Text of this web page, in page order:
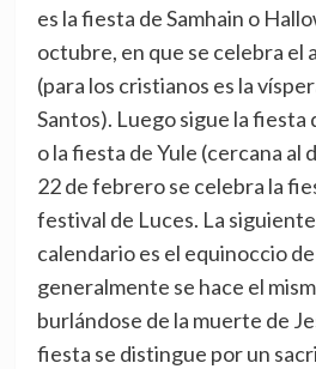
es la fiesta de Samhain o
octubre, en que se celebra el
(para los cristianos es la
Santos). Luego sigue la fiesta
o la fiesta de Yule (cercana al
22 de febrero se celebra la
festival de Luces. La
calendario es el equinoccio
generalmente se hace el
burlándose de la muerte de
fiesta se distingue por un